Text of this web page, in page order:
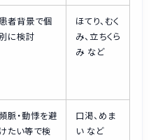
患者背景で個
別に検討
ほてり、むく
み、立ちくら
み など
脈・動悸を避
けたい等で検
口渇、めま
い など